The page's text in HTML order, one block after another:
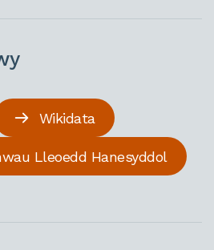
Wikidata
Lleoedd Hanesyddol